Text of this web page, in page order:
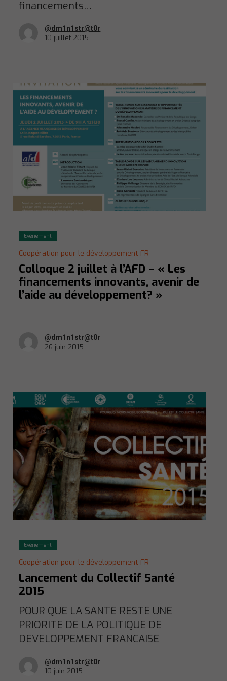
financements…
@dm1n1str@t0r
10 juillet 2015
Evènement
Coopération pour le développement FR
Colloque 2 juillet à l’AFD – « Les
financements innovants, avenir de
l’aide au développement? »
@dm1n1str@t0r
26 juin 2015
Evènement
Coopération pour le développement FR
Lancement du Collectif Santé
2015
POUR QUE LA SANTE RESTE UNE
PRIORITE DE LA POLITIQUE DE
DEVELOPPEMENT FRANCAISE
@dm1n1str@t0r
10 juin 2015